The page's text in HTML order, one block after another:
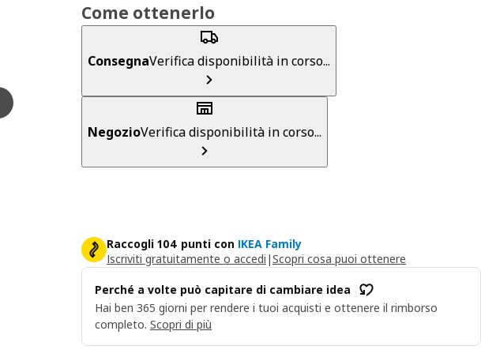
Come ottenerlo
ConsegnaVerifica disponibilità in corso...
NegozioVerifica disponibilità in corso...
Raccogli 104 punti con IKEA Family
Iscriviti gratuitamente o accedi |Scopri cosa puoi ottenere
Perché a volte può capitare di cambiare idea
Hai ben 365 giorni per rendere i tuoi acquisti e ottenere il rimborso
completo. Scopri di più